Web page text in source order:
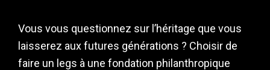
Vous vous questionnez sur l’héritage que vous
laisserez aux futures générations ? Choisir de
faire un legs à une fondation philanthropique